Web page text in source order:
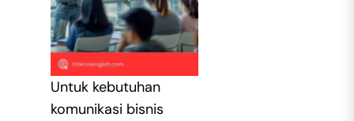
Untuk kebutuhan
komunikasi bisnis